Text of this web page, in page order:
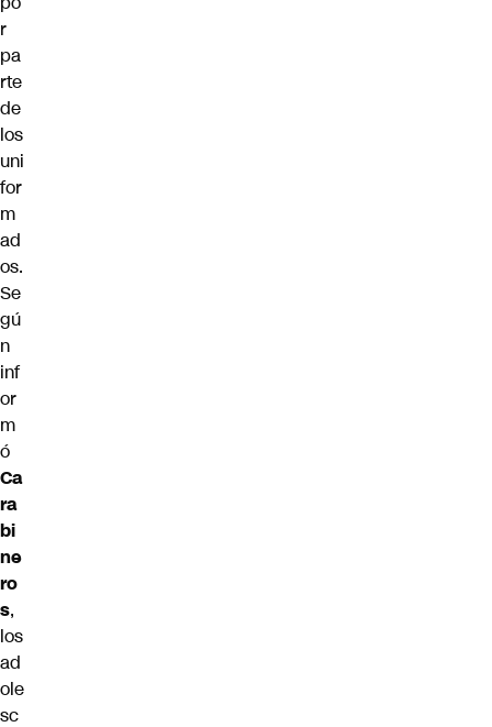
r
pa
rte
de
los
uni
for
m
ad
os.
Se
gú
n
inf
or
m
ó
Ca
ra
bi
ne
ro
s,
los
ad
ole
sc